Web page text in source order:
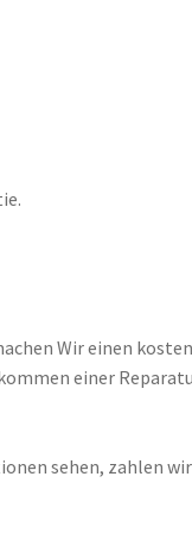
Wir einen
einer
sehen, zahlen